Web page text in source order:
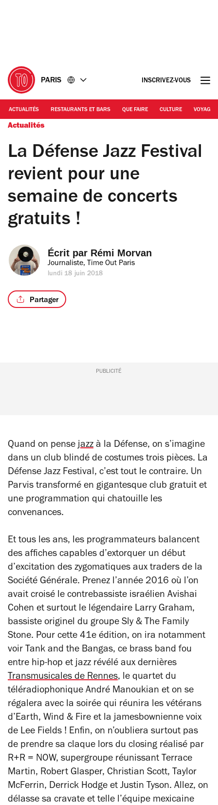
PARIS INSCRIVEZ-VOUS
ACTUALITÉS RESTAURANTS ET BARS QUE FAIRE CULTURE VOYAGE
Actualités
La Défense Jazz Festival
revient pour une
semaine de concerts
gratuits !
Écrit par Rémi Morvan
Journaliste, Time Out Paris
lundi 18 juin 2018
Partager
PUBLICITÉ
Quand on pensejazz à la Défense, on s’imagine
dans un club blindé de costumes trois pièces. La
Défense Jazz Festival, c’est tout le contraire. Un
Parvis transformé en gigantesque club gratuit et
une programmation qui chatouille les
convenances.
Et tous les ans, les programmateurs balancent
des affiches capables d’extorquer un début
d’excitation des zygomatiques aux traders de la
Société Générale. Prenez l’année 2016 où l’on
avait croisé le contrebassiste israélien Avishai
Cohen et surtout le légendaire Larry Graham,
bassiste originel du groupe Sly & The Family
Stone. Pour cette 41e édition, on ira notamment
voir Tank and the Bangas, ce brass band fou
entre hip-hop et jazz révélé aux dernières
Transmusicales de Rennes, le quartet du
téléradiophonique André Manoukian et on se
régalera avec la soirée qui réunira les vétérans
d’Earth, Wind & Fire et la jamesbownienne voix
de Lee Fields ! Enfin, on n’oubliera surtout pas
de prendre sa claque lors du closing réalisé par
R+R = NOW, supergroupe réunissant Terrace
Martin, Robert Glasper, Christian Scott, Taylor
McFerrin, Derrick Hodge et Justin Tyson. Allez, on
délasse sa cravate et telle l’équipe mexicaine